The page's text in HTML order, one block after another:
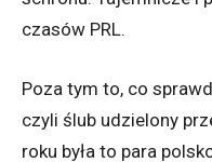
czasów PRL.
Poza tym to, co
czyli ślub udzielony
roku była to para